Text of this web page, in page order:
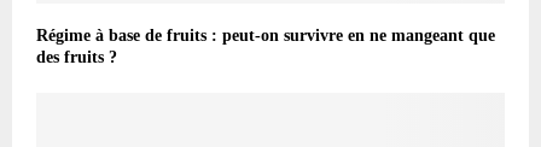
Régime à base de fruits : peut-on survivre en ne mangeant que
des fruits ?